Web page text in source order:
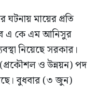
ঘটনায় মায়ের প্রতি
এ কে এম আনিসুর
নিয়েছে সরকার।
ও উন্নয়ন) পদ
বুধবার (৩ জুন)